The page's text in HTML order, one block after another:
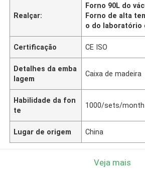
Realçar:
Forno 90L do
Forno de alta
o do laboratório
Certificação CE ISO
Detalhes da emba
lagem
Caixa de madeira
Habilidade da fon
te
1000/sets/month
Lugar de origem China
Veja mais